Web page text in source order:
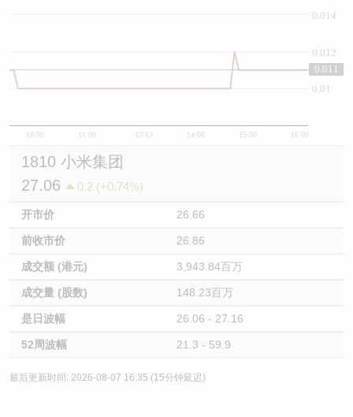
10:00 11:00 12/13 14:00 15:00 16:00
0.01
0.012
0.014
0.011
1810 小米集团
27.06
0.2 (+0.74%)
开市价 26.66
前收市价 26.86
成交额 (港元) 3,943.84百万
成交量 (股数) 148.23百万
是日波幅 26.06 - 27.16
52周波幅 21.3 - 59.9
最后更新时间: 2026-08-07 16:35 (15分钟延迟)